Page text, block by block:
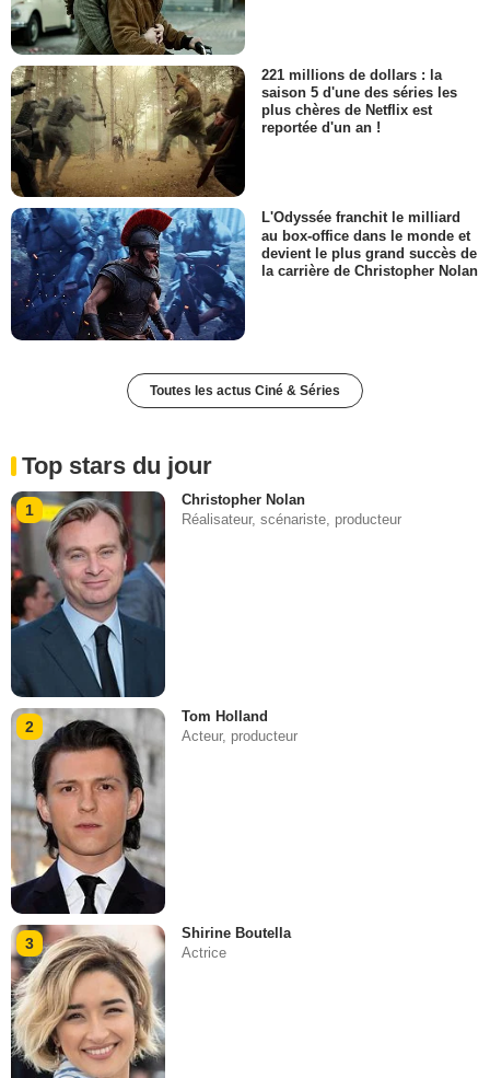
221 millions de dollars : la
saison 5 d'une des séries les
plus chères de Netflix est
reportée d'un an !
L'Odyssée franchit le milliard
au box-office dans le monde et
devient le plus grand succès de
la carrière de Christopher Nolan
Toutes les actus Ciné & Séries
Top stars du jour
1
Christopher Nolan
Réalisateur, scénariste, producteur
2
Tom Holland
Acteur, producteur
3
Shirine Boutella
Actrice